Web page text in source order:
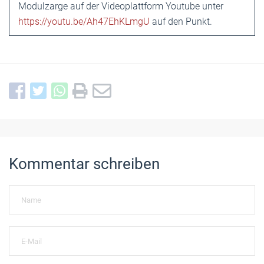
Modulzarge auf der Videoplattform Youtube unter
https://youtu.be/Ah47EhKLmgU auf den Punkt.
Kommentar schreiben